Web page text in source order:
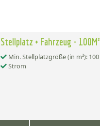
Stellplatz + Fahrzeug - 100M²
Min. Stellplatzgröße (in m²): 100
Strom